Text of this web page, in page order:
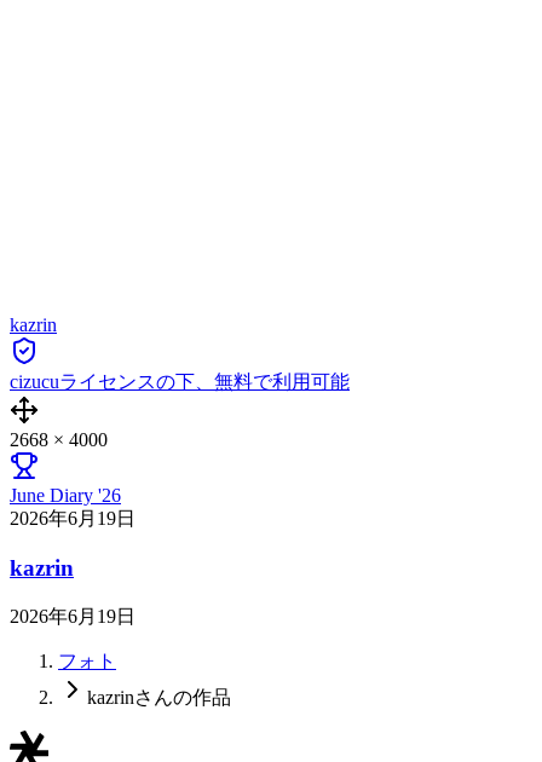
kazrin
cizucuライセンスの下、無料で利用可能
2668 × 4000
June Diary '26
2026年6月19日
kazrin
2026年6月19日
フォト
kazrinさんの作品